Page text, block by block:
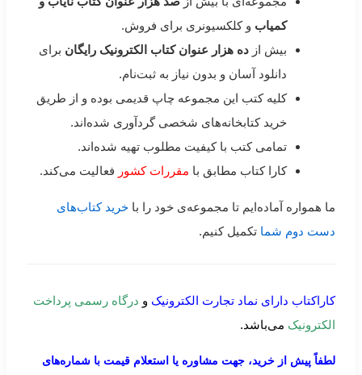
کمیاب و کلکسیونری برای فروش.
بیش از ده هزار عنوان کتاب الکترونیک رایگان برای
دانلود آسان و بدون نیاز به ثبت‌نام.
کلیه کتب این مجموعه چاپ قدیمی بوده و از طریق
خرید کتابخانه‌های شخصی گردآوری شده‌اند.
تمامی کتب با کیفیت مطلوب تهیه شده‌اند.
کارا کتاب مطابق با مقررات کشور فعالیت می‌کند.
ما همواره آماده‌ایم تا مجموعه‌ی خود را با خرید کتاب‌های
دست دوم شما تکمیل کنیم.
کاراکتاب دارای نماد تجارت الکترونیک و درگاه رسمی پرداخت
الکترونیک می‌باشد.
لطفاً پیش از خرید، جهت مشاوره یا استعلام قیمت با شماره‌های